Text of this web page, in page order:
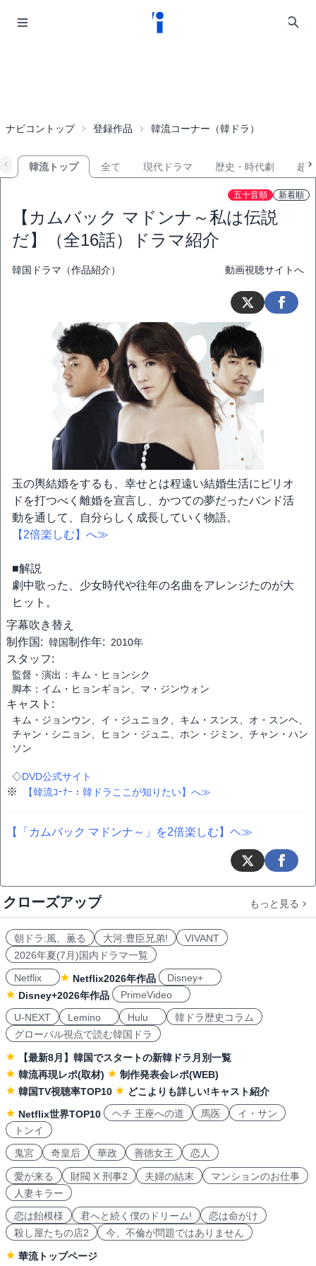
ナビコントップ 登録作品 韓流コーナー（韓ドラ）
韓流トップ 全て 現代ドラマ 歴史・時代劇 超
五十音順 新着順
【カムバック マドンナ～私は伝説
だ】（全16話）ドラマ紹介
韓国ドラマ（作品紹介） 動画視聴サイトへ
玉の輿結婚をするも、幸せとは程遠い結婚生活にピリオ
ドを打つべく離婚を宣言し、かつての夢だったバンド活
動を通して、自分らしく成長していく物語。
【2倍楽しむ】へ≫
■解説
劇中歌った、少女時代や往年の名曲をアレンジたのが大
ヒット。
字幕吹き替え
制作国: 韓国制作年: 2010年
スタッフ:
監督・演出：キム・ヒョンシク
脚本：イム・ヒョンギョン、マ・ジンウォン
キャスト:
キム・ジョンウン、イ・ジュニョク、キム・スンス、オ・スンヘ、
チャン・シニョン、ヒョン・ジュニ、ホン・ジミン、チャン・ハン
ソン
◇DVD公式サイト
※ 【韓流ｺｰﾅｰ：韓ドラここが知りたい】へ≫
【「カムバック マドンナ～」を2倍楽しむ】ヘ≫
クローズアップ もっと見る
朝ドラ:風、薫る 大河:豊臣兄弟!
VIVANT
2026年夏(7月)国内ドラマ一覧
Netflix
Netflix2026年作品
Disney+
Disney+2026年作品
PrimeVideo
U-NEXT
Lemino Hulu
韓ドラ歴史コラム
グローバル視点で読む韓国ドラ
【最新8月】韓国でスタートの新韓ドラ月別一覧
韓流再現レポ(取材)
制作発表会レポ(WEB)
韓国TV視聴率TOP10
どこよりも詳しい!キャスト紹介
Netflix世界TOP10
ヘチ 王座への道 馬医
イ・サン
トンイ
鬼宮
奇皇后 華政 善徳女王 恋人
愛が来る 財閥 X 刑事2 夫婦の結末
マンションのお仕事
人妻キラー
恋は飴模様
君へと続く僕のドリーム!
恋は命がけ
殺し屋たちの店2
今、不倫が問題ではありません
華流トップページ